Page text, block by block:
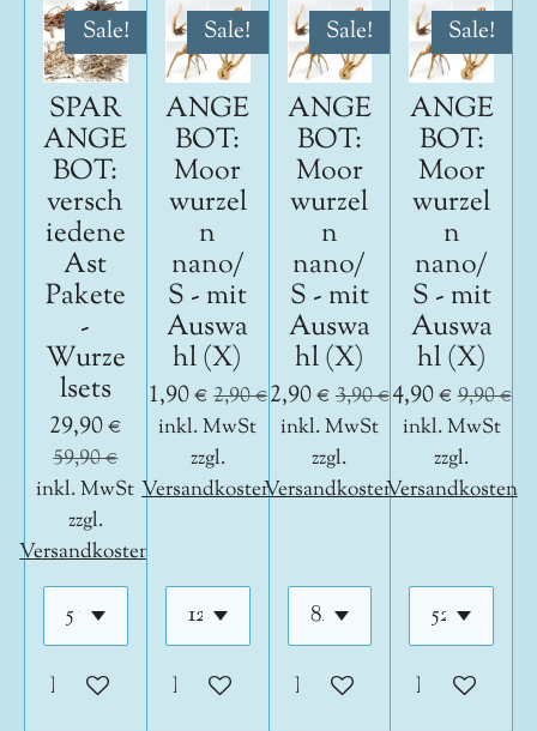
Sale!
SPAR
ANGE
BOT:
versch
iedene
Ast
Pakete
-
Wurze
lsets
29,90 €
59,90 €
inkl. MwSt
zzgl.
Versandkosten
In den Warenkorb
Sale!
ANGE
BOT:
Moor
wurzel
n
nano/
S - mit
Auswa
hl (X)
1,90 € 2,90 €
inkl. MwSt
zzgl.
Versandkosten
In den Warenkorb
Sale!
ANGE
BOT:
Moor
wurzel
n
nano/
S - mit
Auswa
hl (X)
2,90 € 3,90 €
inkl. MwSt
zzgl.
Versandkosten
In den Warenkorb
Sale!
ANGE
BOT:
Moor
wurzel
n
nano/
S - mit
Auswa
hl (X)
4,90 €9,90 €
inkl. MwSt
zzgl.
Versandkosten
In den